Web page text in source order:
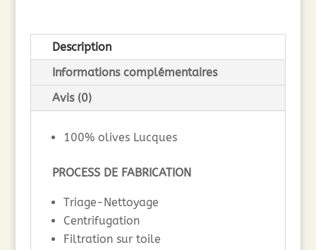
Description
Informations complémentaires
Avis (0)
100% olives Lucques
PROCESS DE FABRICATION
Triage-Nettoyage
Centrifugation
Filtration sur toile